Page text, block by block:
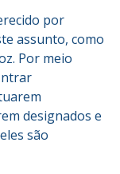
por
assunto, como
Por meio
designados e
são